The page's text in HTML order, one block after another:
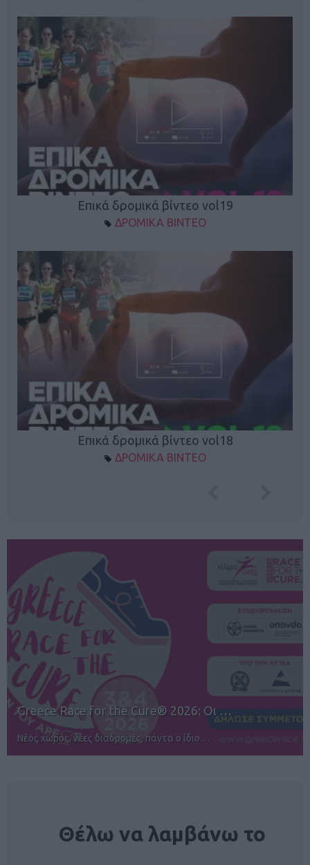
Επικά δρομικά βίντεο vol19
ΔΡΟΜΙΚΑ ΒΙΝΤΕΟ
Επικά δρομικά βίντεο vol18
ΔΡΟΜΙΚΑ ΒΙΝΤΕΟ
12ος TUI Rhodes Marathon: Άνοιγμα ε…
Αγώνες για όλους στην Ρόδο
Θέλω να λαμβάνω το